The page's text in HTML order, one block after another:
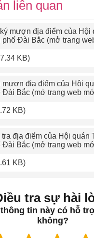
liên quan
mượn địa điểm của Hội
phố Đài Bắc (mở trang
KB)
mượn địa điểm của Hội
Đài Bắc (mở trang web
KB)
tra địa điểm của Hội quán
Đài Bắc (mở trang web
KB)
tra sự hài
tin này có hỗ
không?